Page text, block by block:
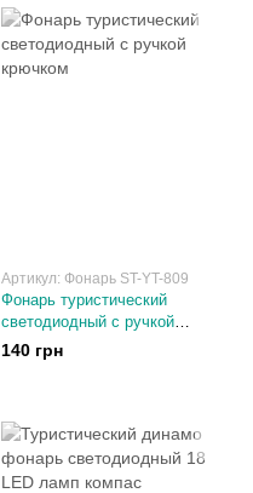
Артикул: Фонарь ST-YT-809
Фонарь туристический
светодиодный с ручкой
крючком
140 грн